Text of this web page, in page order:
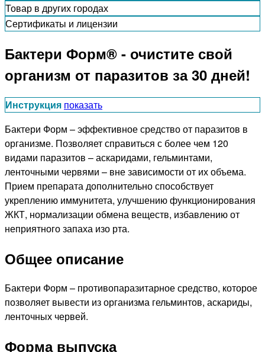
Товар в других городах
Сертификаты и лицензии
Бактери Форм® - очистите свой
организм от паразитов за 30 дней!
Инструкция показать
Бактери Форм – эффективное средство от паразитов в
организме. Позволяет справиться с более чем 120
видами паразитов – аскаридами, гельминтами,
ленточными червями – вне зависимости от их объема.
Прием препарата дополнительно способствует
укреплению иммунитета, улучшению функционирования
ЖКТ, нормализации обмена веществ, избавлению от
неприятного запаха изо рта.
Общее описание
Бактери Форм – противопаразитарное средство, которое
позволяет вывести из организма гельминтов, аскариды,
ленточных червей.
Форма выпуска